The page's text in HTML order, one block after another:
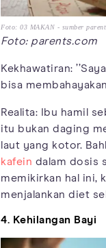
Foto: 03 MAKAN - sumber
Foto: parents.com
Kekhawatiran:
bisa membahayakan
Realita: Ibu hamil
itu bukan daging
laut yang kotor.
kafein dalam dosis
memikirkan hal ini,
menjalankan diet
4. Kehilangan Bayi